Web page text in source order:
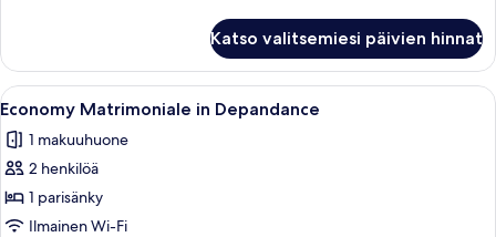
French
Bed
Katso valitsemiesi päivien hinnat
Avaa
kaikki
huonetyypin
Economy
Matrimoniale
in
Hotellihuone, jossa on kaksi
4
Economy Matrimoniale in Depandance
1 makuuhuone
2 henkilöä
1 parisänky
Ilmainen Wi-Fi